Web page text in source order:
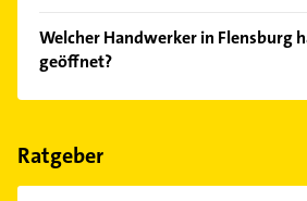
Kundenmeinungen und profitieren
Empfehlungen. Die Suchergebnisse
einfach nachBewertungensortiert
Welcher Handwerker in Flensburg
geöffnet?
Im Anbieter-Bereich finden Sie alle
Feiertagen abweichen können.
Ratgeber